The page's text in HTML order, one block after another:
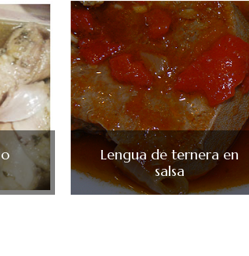
Lengua de ternera en
salsa